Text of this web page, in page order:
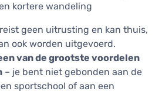
kortere wandeling
geen uitrusting en kan thuis,
ook worden uitgevoerd.
van de grootste voordelen
– je bent niet gebonden aan de
sportschool of aan een